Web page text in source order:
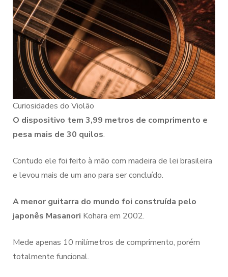
Curiosidades do Violão
O dispositivo tem 3,99 metros de comprimento e
pesa mais de 30 quilos.
Contudo ele foi feito à mão com madeira de lei brasileira
e levou mais de um ano para ser concluído.
A menor guitarra do mundo foi construída pelo
japonês Masanori Kohara em 2002.
Mede apenas 10 milímetros de comprimento, porém
totalmente funcional.